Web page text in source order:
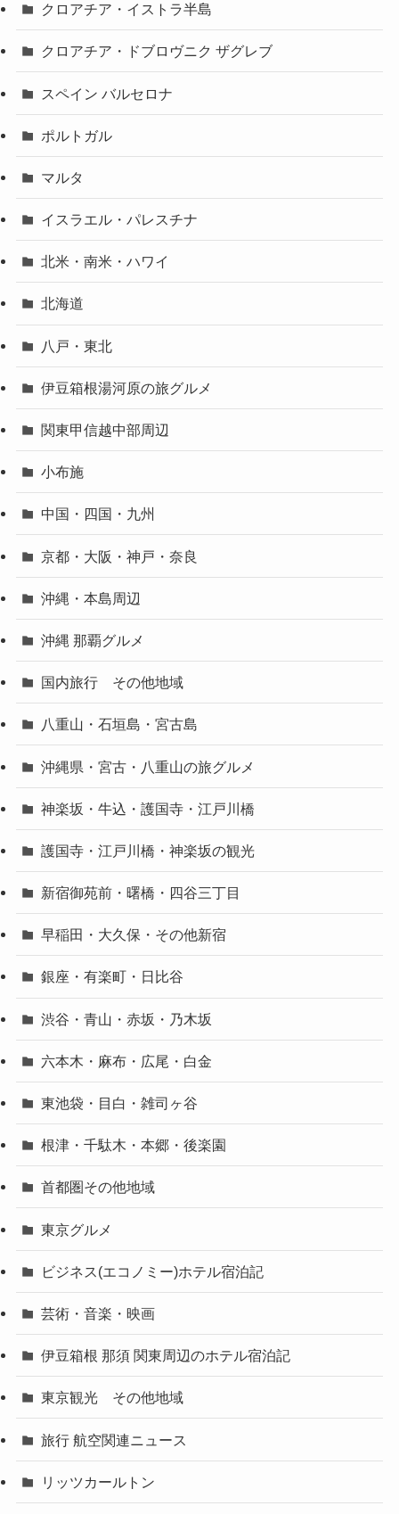
クロアチア・イストラ半島
クロアチア・ドブロヴニク ザグレブ
スペイン バルセロナ
ポルトガル
マルタ
イスラエル・パレスチナ
北米・南米・ハワイ
北海道
八戸・東北
伊豆箱根湯河原の旅グルメ
関東甲信越中部周辺
小布施
中国・四国・九州
京都・大阪・神戸・奈良
沖縄・本島周辺
沖縄 那覇グルメ
国内旅行 その他地域
八重山・石垣島・宮古島
沖縄県・宮古・八重山の旅グルメ
神楽坂・牛込・護国寺・江戸川橋
護国寺・江戸川橋・神楽坂の観光
新宿御苑前・曙橋・四谷三丁目
早稲田・大久保・その他新宿
銀座・有楽町・日比谷
渋谷・青山・赤坂・乃木坂
六本木・麻布・広尾・白金
東池袋・目白・雑司ヶ谷
根津・千駄木・本郷・後楽園
首都圏その他地域
東京グルメ
ビジネス(エコノミー)ホテル宿泊記
芸術・音楽・映画
伊豆箱根 那須 関東周辺のホテル宿泊記
東京観光 その他地域
旅行 航空関連ニュース
リッツカールトン